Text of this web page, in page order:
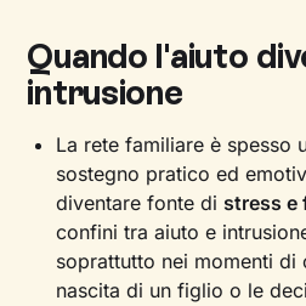
Quando l'aiuto
intrusione
La rete familiare è spesso
sostegno pratico ed
diventare fonte di stress e
confini tra aiuto e
soprattutto nei momenti di
nascita di un figlio o le